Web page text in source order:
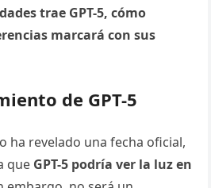
trae GPT-5, cómo
marcará con sus
de GPT-5
ha revelado una fecha oficial,
que GPT-5 podría ver la luz en